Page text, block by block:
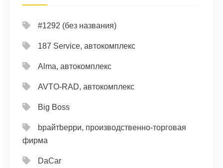
#1292 (без названия)
187 Service, автокомплекс
Alma, автокомплекс
AVTO-RAD, автокомплекс
Big Boss
bрайтbерри, производственно-торговая
фирма
DaCar